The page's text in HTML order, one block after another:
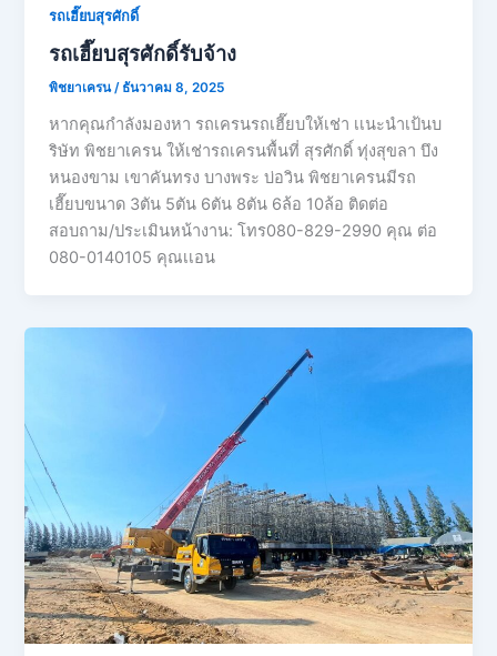
รถเฮี๊ยบสุรศักดิ์
รถเฮี๊ยบสุรศักดิ์รับจ้าง
พิชยาเครน/ ธันวาคม 8, 2025
หากคุณกำลังมองหา รถเครนรถเฮี๊ยบให้เช่า เเนะนำเป้นบ
ริษัท พิชยาเครน ให้เช่ารถเครนพื้นที่ สุรศักดิ์ ทุ่งสุขลา บึง
หนองขาม เขาคันทรง บางพระ บ่อวิน พิชยาเครนมีรถ
เฮี๊ยบขนาด 3ตัน 5ตัน 6ตัน 8ตัน 6ล้อ 10ล้อ ติดต่อ
สอบถาม/ประเมินหน้างาน: โทร080-829-2990 คุณ ต่อ
080-0140105 คุณเเอน